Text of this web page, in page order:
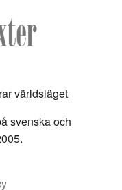
världsläget
svenska och